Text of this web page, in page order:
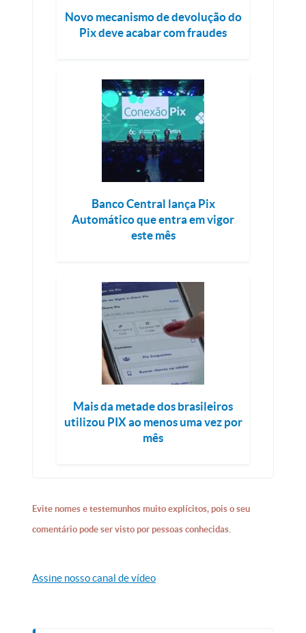
Novo mecanismo de devolução do
Pix deve acabar com fraudes
Banco Central lança Pix
Automático que entra em vigor
este mês
Mais da metade dos brasileiros
utilizou PIX ao menos uma vez por
mês
Evite nomes e testemunhos muito explícitos, pois o seu
comentário pode ser visto por pessoas conhecidas.
Assine nosso canal de vídeo